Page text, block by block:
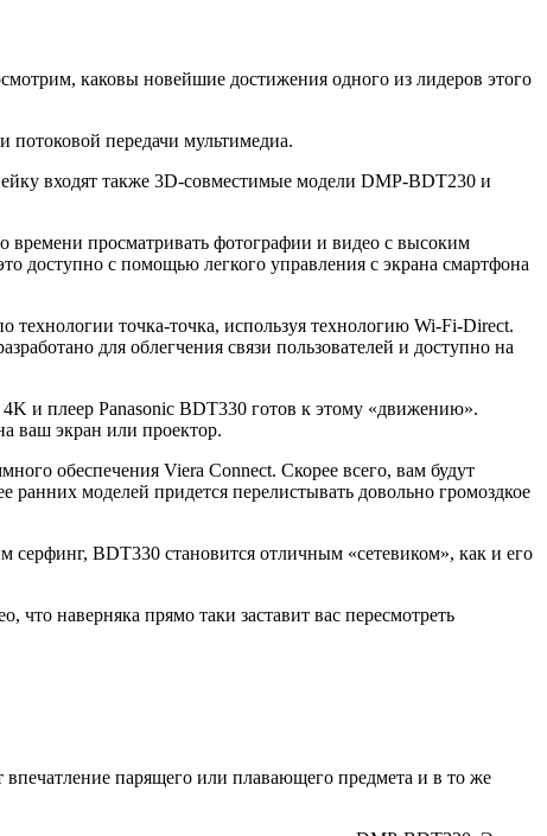
каковы новейшие достижения одного из лидеров этого
потоковой передачи мультимедиа.
входят также 3D-совместимые модели DMP-BDT230 и
времени просматривать фотографии и видео с высоким
доступно с помощью легкого управления с экрана смартфона
технологии точка-точка, используя технологию Wi-Fi-Direct.
для облегчения связи пользователей и доступно на
и плеер Panasonic BDT330 готов к этому «движению».
ваш экран или проектор.
обеспечения Viera Connect. Скорее всего, вам будут
моделей придется перелистывать довольно громоздкое
серфинг, BDT330 становится отличным «сетевиком», как и его
наверняка прямо таки заставит вас пересмотреть
парящего или плавающего предмета и в то же